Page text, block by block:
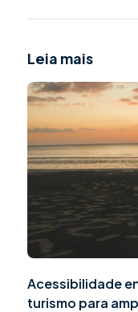
Leia mais
Acessibilidade
turismo para